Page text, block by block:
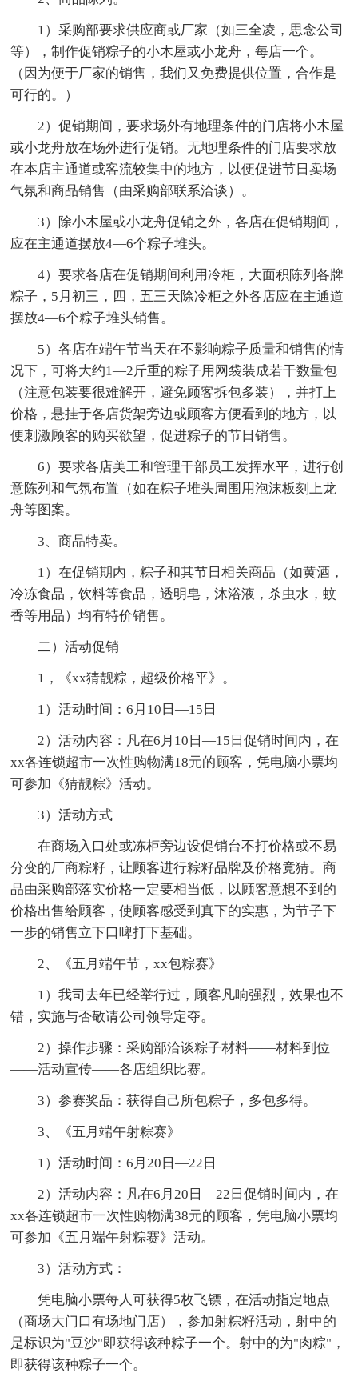
1）采购部要求供应商或厂家（如三全凌，思念公司
等），制作促销粽子的小木屋或小龙舟，每店一个。
（因为便于厂家的销售，我们又免费提供位置，合作是
可行的。）
2）促销期间，要求场外有地理条件的门店将小木屋
或小龙舟放在场外进行促销。无地理条件的门店要求放
在本店主通道或客流较集中的地方，以便促进节日卖场
气氛和商品销售（由采购部联系洽谈）。
3）除小木屋或小龙舟促销之外，各店在促销期间，
应在主通道摆放4—6个粽子堆头。
4）要求各店在促销期间利用冷柜，大面积陈列各牌
粽子，5月初三，四，五三天除冷柜之外各店应在主通道
摆放4—6个粽子堆头销售。
5）各店在端午节当天在不影响粽子质量和销售的情
况下，可将大约1—2斤重的粽子用网袋装成若干数量包
（注意包装要很难解开，避免顾客拆包多装），并打上
价格，悬挂于各店货架旁边或顾客方便看到的地方，以
便刺激顾客的购买欲望，促进粽子的节日销售。
6）要求各店美工和管理干部员工发挥水平，进行创
意陈列和气氛布置（如在粽子堆头周围用泡沫板刻上龙
舟等图案。
3、商品特卖。
1）在促销期内，粽子和其节日相关商品（如黄酒，
冷冻食品，饮料等食品，透明皂，沐浴液，杀虫水，蚊
香等用品）均有特价销售。
二）活动促销
1，《xx猜靓粽，超级价格平》。
1）活动时间：6月10日—15日
2）活动内容：凡在6月10日—15日促销时间内，在
xx各连锁超市一次性购物满18元的顾客，凭电脑小票均
可参加《猜靓粽》活动。
3）活动方式
在商场入口处或冻柜旁边设促销台不打价格或不易
分变的厂商粽籽，让顾客进行粽籽品牌及价格竟猜。商
品由采购部落实价格一定要相当低，以顾客意想不到的
价格出售给顾客，使顾客感受到真下的实惠，为节子下
一步的销售立下口啤打下基础。
2、《五月端午节，xx包粽赛》
1）我司去年已经举行过，顾客凡响强烈，效果也不
错，实施与否敬请公司领导定夺。
2）操作步骤：采购部洽谈粽子材料——材料到位
——活动宣传——各店组织比赛。
3）参赛奖品：获得自己所包粽子，多包多得。
3、《五月端午射粽赛》
1）活动时间：6月20日—22日
2）活动内容：凡在6月20日—22日促销时间内，在
xx各连锁超市一次性购物满38元的顾客，凭电脑小票均
可参加《五月端午射粽赛》活动。
3）活动方式：
凭电脑小票每人可获得5枚飞镖，在活动指定地点
（商场大门口有场地门店），参加射粽籽活动，射中的
是标识为"豆沙"即获得该种粽子一个。射中的为"肉粽"，
即获得该种粽子一个。